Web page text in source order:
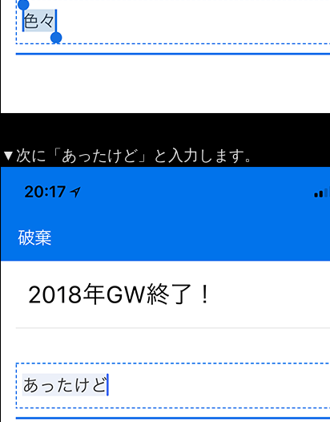
▼次に「あったけど」と入力します。